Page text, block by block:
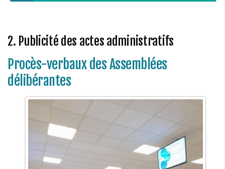
La taxe de séjour
Enfance & Cohésion Sociale
Petite Enfance
Relais Petite Enfance
Grandir en Matheysine
Balades faciles et aires de jeux
Jeunesse
2. Publicité des actes administratifs
Procès-verbaux des Assemblées
délibérantes